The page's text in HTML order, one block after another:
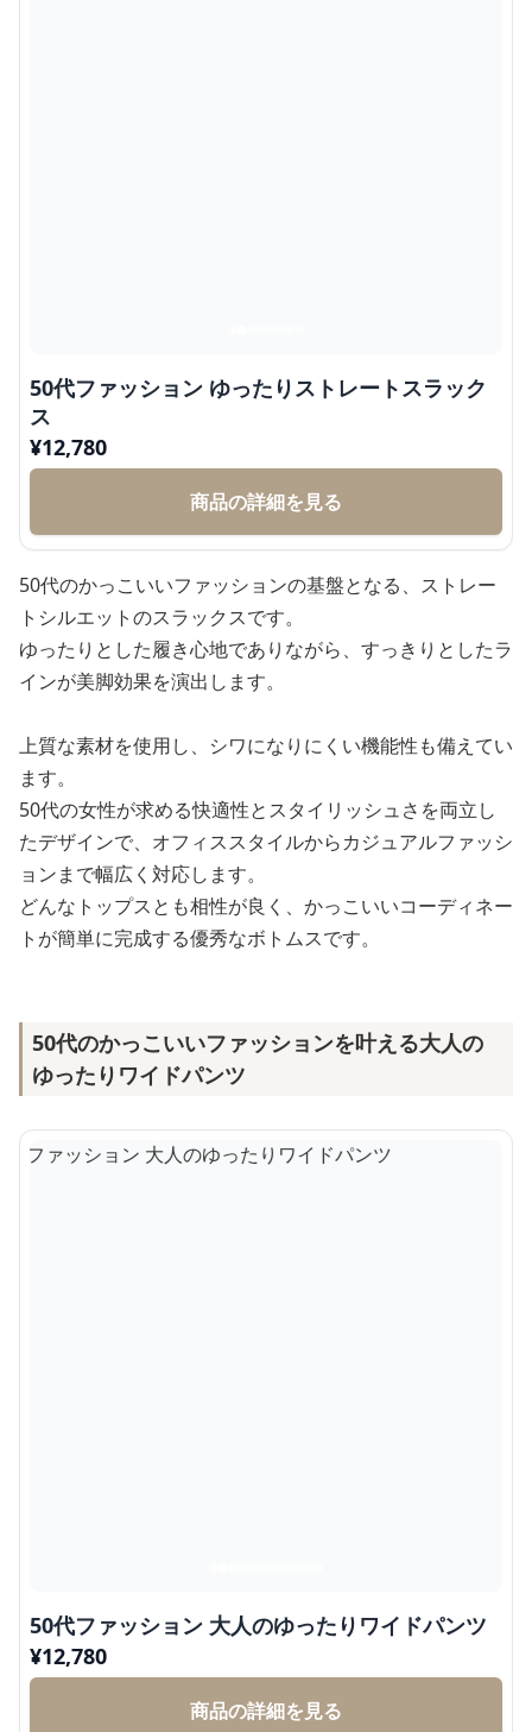
50代ファッション ゆったりストレートスラック
ス
¥12,780
商品の詳細を見る
50代のかっこいいファッションの基盤となる、ストレー
トシルエットのスラックスです。
ゆったりとした履き心地でありながら、すっきりとしたラ
インが美脚効果を演出します。
上質な素材を使用し、シワになりにくい機能性も備えてい
ます。
50代の女性が求める快適性とスタイリッシュさを両立し
たデザインで、オフィススタイルからカジュアルファッシ
ョンまで幅広く対応します。
どんなトップスとも相性が良く、かっこいいコーディネー
トが簡単に完成する優秀なボトムスです。
50代のかっこいいファッションを叶える大人の
ゆったりワイドパンツ
50代ファッション 大人のゆったりワイドパンツ
¥12,780
商品の詳細を見る